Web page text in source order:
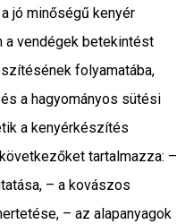
jó minőségű kenyér
a vendégek betekintést
folyamatába,
a hagyományos sütési
a kenyérkészítés
tartalmazza: –
– a kovászos
– az alapanyagok